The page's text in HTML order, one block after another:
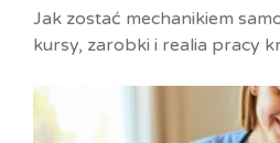
Jak zostać mechanikiem
kursy, zarobki i realia pracy